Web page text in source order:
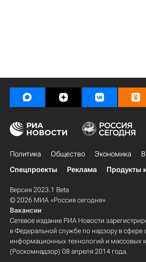
Политика Общество Экономика
Спецпроекты
Реклама Продукты
Версия 2023.1 Beta
© 2026 МИА «Россия сегодня»
Вакансии
Сетевое издание РИА Новости
в Федеральной службе по надзору в сфере
информационных технологий и массовых
(Роскомнадзор) 08 апреля 2014 года.